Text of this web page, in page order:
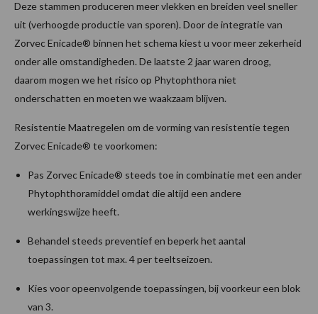
Deze stammen produceren meer vlekken en breiden veel sneller
uit (verhoogde productie van sporen). Door de integratie van
Zorvec Enicade® binnen het schema kiest u voor meer zekerheid
onder alle omstandigheden. De laatste 2 jaar waren droog,
daarom mogen we het risico op Phytophthora niet
onderschatten en moeten we waakzaam blijven.
Resistentie Maatregelen om de vorming van resistentie tegen
Zorvec Enicade® te voorkomen:
Pas Zorvec Enicade® steeds toe in combinatie met een ander
Phytophthoramiddel omdat die altijd een andere
werkingswijze heeft.
Behandel steeds preventief en beperk het aantal
toepassingen tot max. 4 per teeltseizoen.
Kies voor opeenvolgende toepassingen, bij voorkeur een blok
van 3.